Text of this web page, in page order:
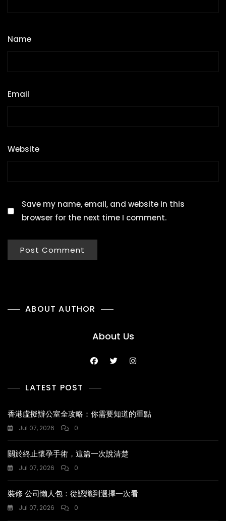
Name
Email
Website
Save my name, email, and website in this
browser for the next time I comment.
ABOUT AUTHOR
About Us
LATEST POST
香港虛擬辦公室全攻略：你需要知道的重點
Jul 07, 2026 0
關於終止懷孕手術，這篇一次說清楚
Jul 07, 2026 0
裝修 公司懶人包：從認識到選擇一次看
Jul 07, 2026 0